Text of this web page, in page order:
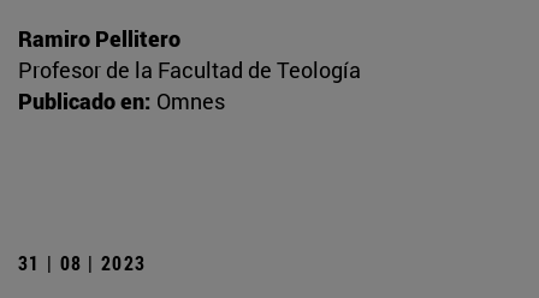
Ramiro Pellitero
Profesor de la Facultad de Teología
Publicado en: Omnes
31 | 08 | 2023